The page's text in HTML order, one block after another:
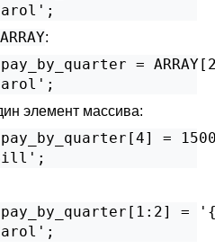
ARRAY:
pay_by_quarter =
элемент массива:
pay_by_quarter[4] =
pay_by_quarter[1:2] =